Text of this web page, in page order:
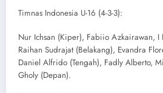
Timnas Indonesia U-16 (4-3-3):
Nur Ichsan (Kiper), Fabiio Azkairawan, I
Raihan Sudrajat (Belakang), Evandra
Daniel Alfrido (Tengah), Fadly Alberto,
Gholy (Depan).